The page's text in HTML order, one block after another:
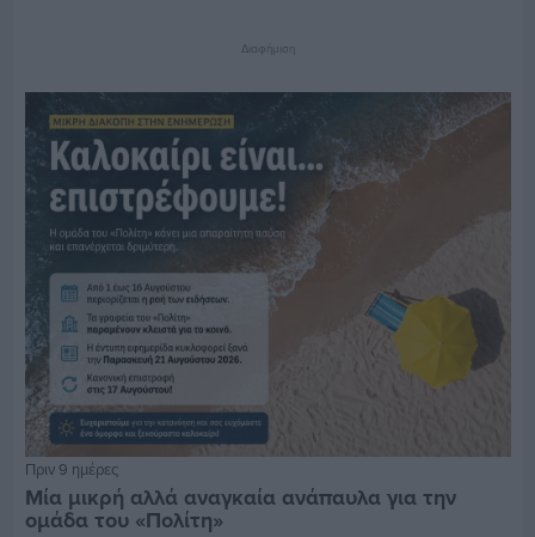
Διαφήμιση
Πριν 9 ημέρες
Μία μικρή αλλά αναγκαία ανάπαυλα για την
ομάδα του «Πολίτη»